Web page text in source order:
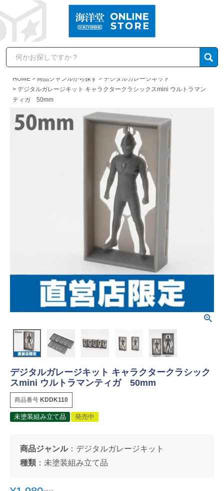
HOME 商品ジャンルから探す
デジタルガレージキット
デジタルガレージキット キャラクタークラシックスmini ウルトラマン
ティガ 50mm
デジタルガレージキット キャラクタークラシック
スmini ウルトラマンティガ 50mm
商品番号 KDDK110
未塗装組み立て品 発売中
商品ジャンル： デジタルガレージキット
種類 ： 未塗装組み立て品